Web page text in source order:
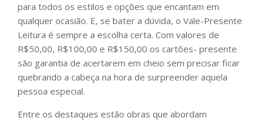
para todos os estilos e opções que encantam em
qualquer ocasião. E, se bater a dúvida, o Vale-Presente
Leitura é sempre a escolha certa. Com valores de
R$50,00, R$100,00 e R$150,00 os cartões- presente
são garantia de acertarem em cheio sem precisar ficar
quebrando a cabeça na hora de surpreender aquela
pessoa especial.
Entre os destaques estão obras que abordam